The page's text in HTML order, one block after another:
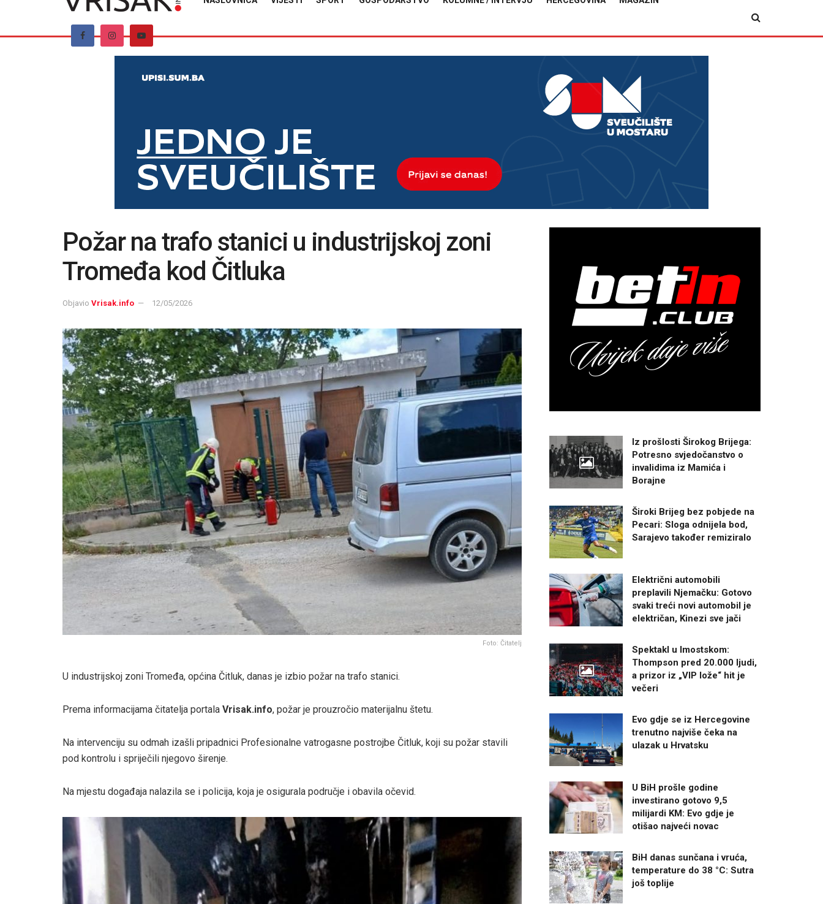
Požar na trafo stanici u industrijskoj zoni
Tromeđa kod Čitluka
Objavio Vrisak.info 12/05/2026
Foto: Čitatelj
U industrijskoj zoni Tromeđa, općina Čitluk, danas je izbio požar na trafo stanici.
Prema informacijama čitatelja portala Vrisak.info, požar je prouzročio materijalnu štetu.
Na intervenciju su odmah izašli pripadnici Profesionalne vatrogasne postrojbe Čitluk, koji su požar stavili
pod kontrolu i spriječili njegovo širenje.
Na mjestu događaja nalazila se i policija, koja je osigurala područje i obavila očevid.
Iz prošlosti Širokog Brijega:
Potresno svjedočanstvo o
invalidima iz Mamića i
Borajne
Široki Brijeg bez pobjede na
Pecari: Sloga odnijela bod,
Sarajevo također remiziralo
Električni automobili
preplavili Njemačku: Gotovo
svaki treći novi automobil je
električan, Kinezi sve jači
Spektakl u Imostskom:
Thompson pred 20.000 ljudi,
a prizor iz „VIP lože“ hit je
večeri
Evo gdje se iz Hercegovine
trenutno najviše čeka na
ulazak u Hrvatsku
U BiH prošle godine
investirano gotovo 9,5
milijardi KM: Evo gdje je
otišao najveći novac
BiH danas sunčana i vruća,
temperature do 38 °C: Sutra
još toplije